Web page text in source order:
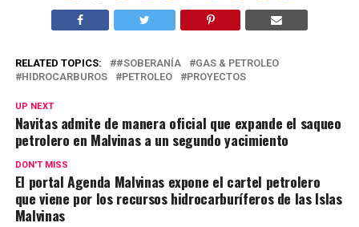
RELATED TOPICS: #SOBERANÍA
GAS & PETROLEO
HIDROCARBUROS
PETROLEO PROYECTOS
UP NEXT
Navitas admite de manera oficial que expande el saqueo
petrolero en Malvinas a un segundo yacimiento
DON'T MISS
El portal Agenda Malvinas expone el cartel petrolero
que viene por los recursos hidrocarburíferos de las Islas
Malvinas